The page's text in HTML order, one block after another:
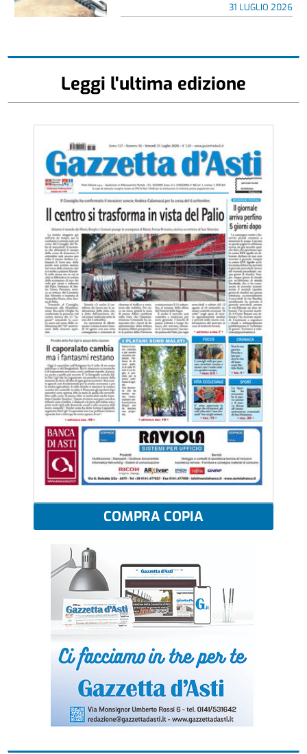
31 LUGLIO 2026
Leggi l'ultima edizione
COMPRA COPIA